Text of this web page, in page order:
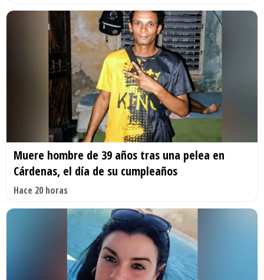
Muere hombre de 39 años tras una pelea en
Cárdenas, el día de su cumpleaños
Hace 20 horas